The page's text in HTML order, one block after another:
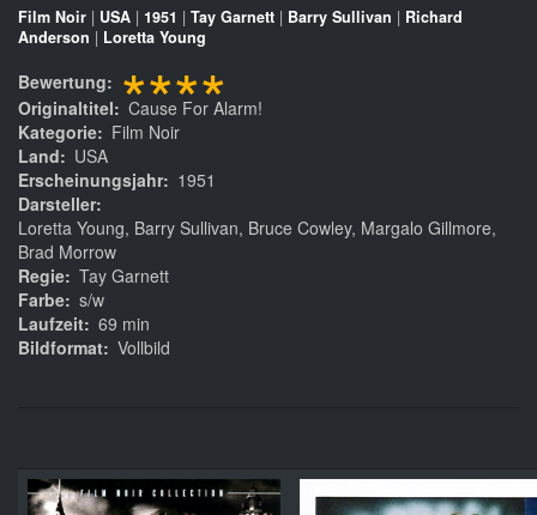
Film Noir | USA | 1951 | Tay Garnett | Barry Sullivan | Richard
Anderson | Loretta Young
Bewertung ****
Originaltitel
Cause For Alarm!
Kategorie
Film Noir
Land
USA
Erscheinungsjahr
1951
Darsteller
Loretta Young, Barry Sullivan, Bruce Cowley, Margalo Gillmore,
Brad Morrow
Regie Tay Garnett
Farbe s/w
Laufzeit 69 min
Bildformat Vollbild